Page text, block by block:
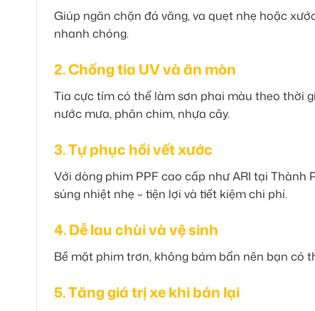
Giúp ngăn chặn đá văng, va quẹt nhẹ hoặc
nhanh chóng.
2. Chống tia UV và ăn mòn
Tia cực tím có thể làm sơn phai màu theo thời
nước mưa, phân chim, nhựa cây.
3. Tự phục hồi vết xước
Với dòng phim PPF cao cấp như ARI tại
súng nhiệt nhẹ – tiện lợi và tiết kiệm chi phí.
4. Dễ lau chùi và vệ sinh
Bề mặt phim trơn, không bám bẩn nên bạn có
5. Tăng giá trị xe khi bán lại